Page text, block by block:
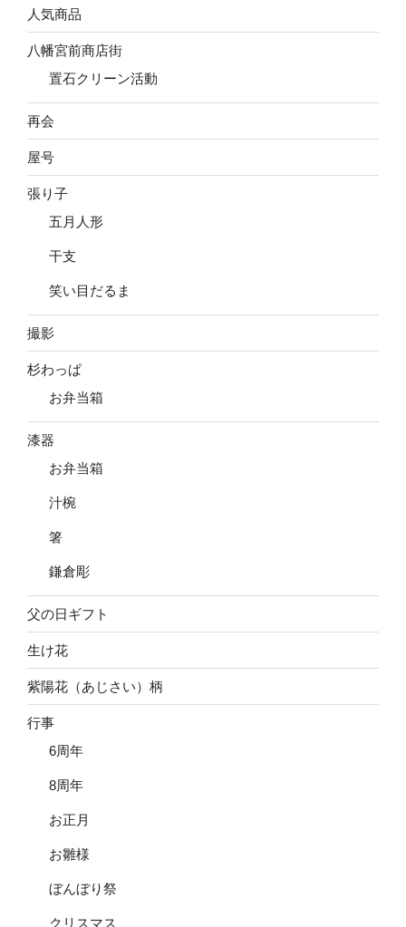
人気商品
八幡宮前商店街
置石クリーン活動
再会
屋号
張り子
五月人形
干支
笑い目だるま
撮影
杉わっぱ
お弁当箱
漆器
お弁当箱
汁椀
箸
鎌倉彫
父の日ギフト
生け花
紫陽花（あじさい）柄
行事
6周年
8周年
お正月
お雛様
ぼんぼり祭
クリスマス